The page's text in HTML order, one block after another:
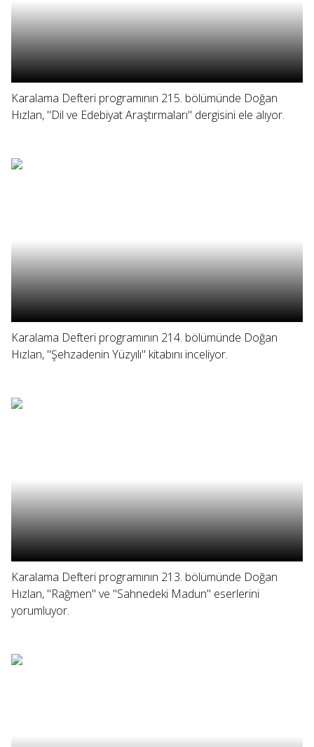
Karalama Defteri programının 215. bölümünde Doğan
Hızlan, "Dil ve Edebiyat Araştırmaları" dergisini ele alıyor.
Karalama Defteri programının 214. bölümünde Doğan
Hızlan, "Şehzadenin Yüzyılı" kitabını inceliyor.
Karalama Defteri programının 213. bölümünde Doğan
Hızlan, "Rağmen" ve "Sahnedeki Madun" eserlerini
yorumluyor.